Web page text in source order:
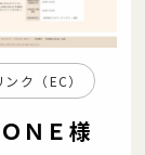
ク（EC）
ＮＥ様